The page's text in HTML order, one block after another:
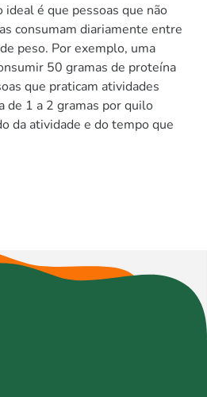
ideal é que pessoas que não
consumam diariamente entre
peso. Por exemplo, uma
50 gramas de proteína
que praticam atividades
de 1 a 2 gramas por quilo
da atividade e do tempo que